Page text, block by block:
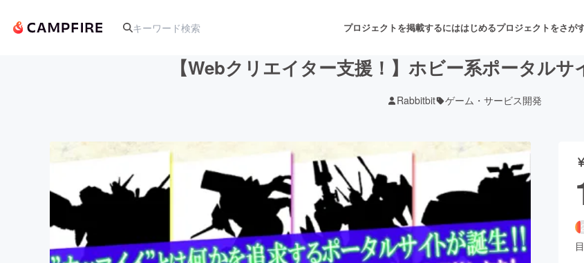
プロジェクトを掲載するにははじめるプロジェクトをさが
音楽 舞台・パフォー
テクノロジー・ガジェット ゲーム・サービス開発
映像・映画 書籍・雑誌出版 アニメ・漫画
【Webクリエイター支援！】ホビー系ポータルサ
Rabbitbit ゲーム・サービス開発